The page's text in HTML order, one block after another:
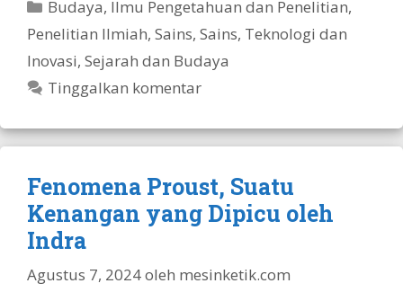
Budaya, Ilmu Pengetahuan dan Penelitian,
Penelitian Ilmiah, Sains, Sains, Teknologi dan
Inovasi, Sejarah dan Budaya
Tinggalkan komentar
Fenomena Proust, Suatu
Kenangan yang Dipicu oleh
Indra
Agustus 7, 2024oleh mesinketik.com